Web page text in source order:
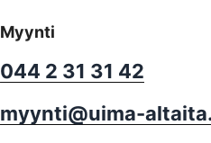
Myynti
044 2 31 31 42
myynti@uima-